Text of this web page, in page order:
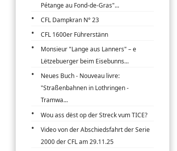
Pétange au Fond-de-Gras"...
CFL Dampkran N° 23
CFL 1600er Führerstänn
Monsieur "Lange aus Lanners" – e
Lëtzebuerger beim Eisebunns...
Neues Buch - Nouveau livre:
"Straßenbahnen in Lothringen -
Tramwa...
Wou ass dëst op der Streck vum TICE?
Video von der Abschiedsfahrt der Serie
2000 der CFL am 29.11.25